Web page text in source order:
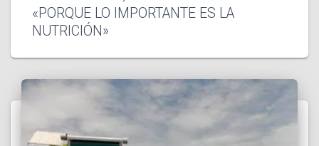
«PORQUE LO IMPORTANTE ES LA
NUTRICIÓN»